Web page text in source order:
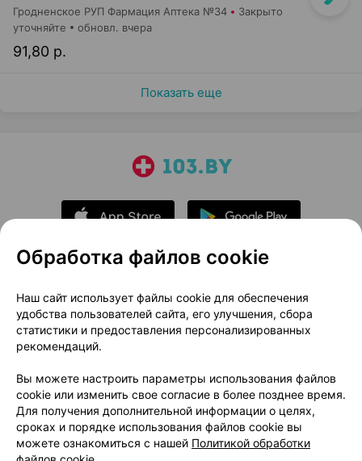
Гродненское РУП Фармация Аптека №34 Закрыто
91,80 р.
уточняйте обновл. вчера
Показать еще
О проекте
Новости проекта
Размещение рекламы
Медицинский маркетинг
Публичный договор
Доставка
Способы оплаты
Вакансии
Партнеры
Написать руководителю 103.by
Написать в поддержку
Персональные настройки Cookie
Обработка файлов cookie
Наш сайт использует файлы cookie для обеспечения
удобства пользователей сайта, его улучшения, сбора
статистики и предоставления персонализированных
рекомендаций.
Вы можете настроить параметры использования файлов
cookie или изменить свое согласие в более позднее время.
Для получения дополнительной информации о целях,
сроках и порядке использования файлов cookie вы
можете ознакомиться с нашей Политикой обработки